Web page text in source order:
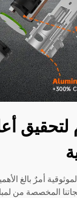
لتحقيق
أمرٌ بالغ